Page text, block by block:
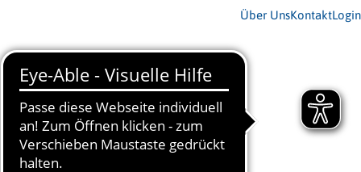
Über UnsKontaktLogin